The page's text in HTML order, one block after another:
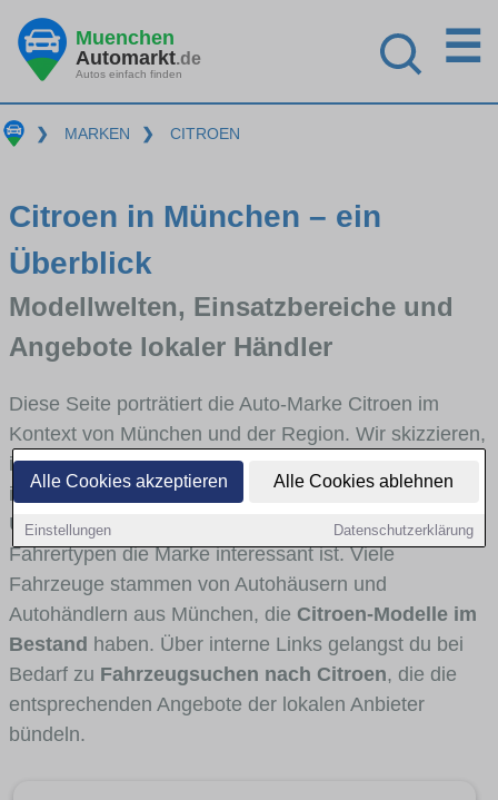
Alle Cookies akzeptieren Alle Cookies ablehnen
Einstellungen Datenschutzerklärung
Muenchen
Automarkt.de
Autos einfach finden
☰
❯ MARKEN ❯ CITROEN
Citroen in München – ein
Überblick
Modellwelten, Einsatzbereiche und
Angebote lokaler Händler
Diese Seite porträtiert die Auto-Marke Citroen im
Kontext von München und der Region. Wir skizzieren,
in welchen Fahrzeugklassen Citroen stark vertreten
ist, welche Modellreihen häufig im Stadt- und
Umlandverkehr zu sehen sind und für welche
Fahrertypen die Marke interessant ist. Viele
Fahrzeuge stammen von Autohäusern und
Autohändlern aus München, die Citroen-Modelle im
Bestand haben. Über interne Links gelangst du bei
Bedarf zu Fahrzeugsuchen nach Citroen, die die
entsprechenden Angebote der lokalen Anbieter
bündeln.